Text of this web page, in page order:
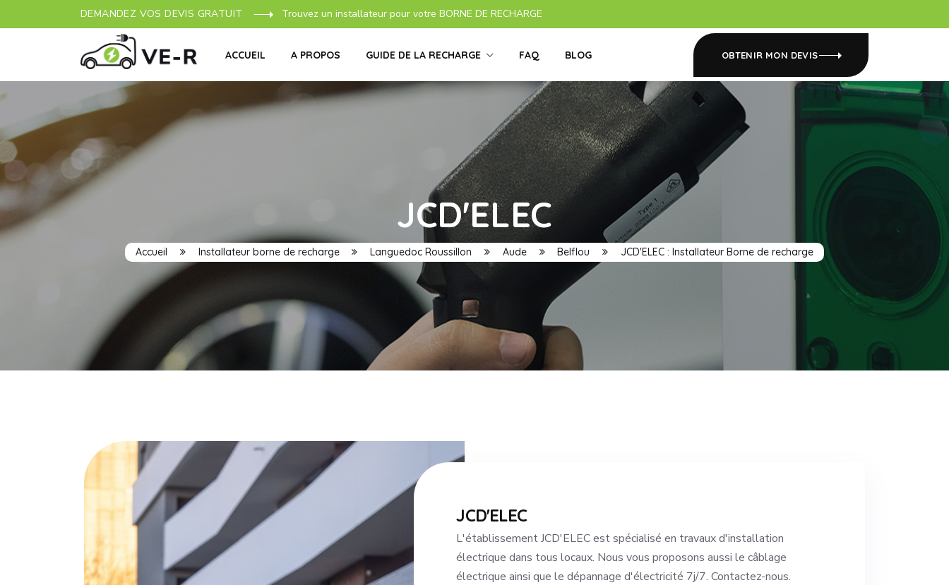
DEMANDEZ VOS DEVIS GRATUIT Trouvez un installateur pour votre BORNE DE RECHARGE
ACCUEIL A PROPOS GUIDE DE LA RECHARGE FAQ BLOG OBTENIR MON DEVIS
JCD'ELEC
Accueil Installateur borne de recharge Languedoc Roussillon Aude Belflou JCD'ELEC : Installateur Borne de recharge
JCD'ELEC
L'établissement JCD'ELEC est spécialisé en travaux d'installation
électrique dans tous locaux. Nous vous proposons aussi le câblage
électrique ainsi que le dépannage d'électricité 7j/7. Contactez-nous.